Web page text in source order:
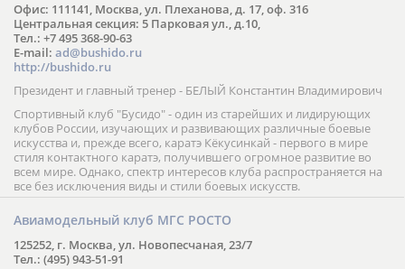
Офис: 111141, Москва, ул. Плеханова, д. 17, оф. 316
Центральная секция: 5 Парковая ул., д.10,
Тел.: +7 495 368-90-63
E-mail: ad@bushido.ru
http://bushido.ru
Президент и главный тренер - БЕЛЫЙ Константин Владимирович
Спортивный клуб "Бусидо" - один из старейших и лидирующих
клубов России, изучающих и развивающих различные боевые
искусства и, прежде всего, каратэ Кёкусинкай - первого в мире
стиля контактного каратэ, получившего огромное развитие во
всем мире. Однако, спектр интересов клуба распространяется на
все без исключения виды и стили боевых искусств.
Авиамодельный клуб МГС РОСТО
125252, г. Москва, ул. Новопесчаная, 23/7
Тел.: (495) 943-51-91